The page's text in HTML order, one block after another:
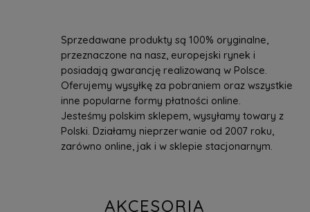
Sprzedawane produkty są 100% oryginalne,
przeznaczone na nasz, europejski rynek i
posiadają gwarancję realizowaną w Polsce.
Oferujemy wysyłkę za pobraniem oraz wszystkie
inne popularne formy płatności online.
Jesteśmy polskim sklepem, wysyłamy towary z
Polski. Działamy nieprzerwanie od 2007 roku,
zarówno online, jak i w sklepie stacjonarnym.
AKCESORIA